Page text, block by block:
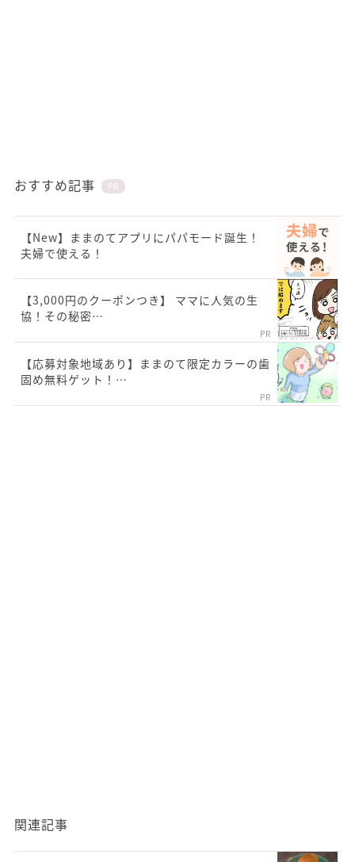
おすすめ記事 PR
【New】ままのてアプリにパパモード誕生！
夫婦で使える！
【3,000円のクーポンつき】 ママに人気の生
協！その秘密…
PR
【応募対象地域あり】ままのて限定カラーの歯
固め無料ゲット！…
PR
関連記事